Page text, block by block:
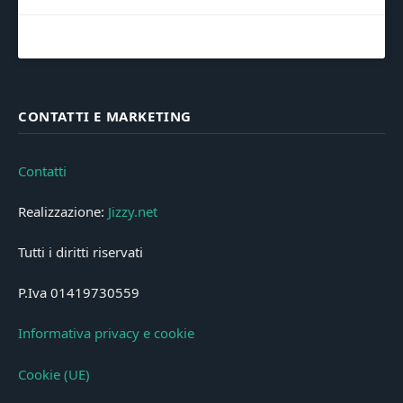
CONTATTI E MARKETING
Contatti
Realizzazione: Jizzy.net
Tutti i diritti riservati
P.Iva 01419730559
Informativa privacy e cookie
Cookie (UE)